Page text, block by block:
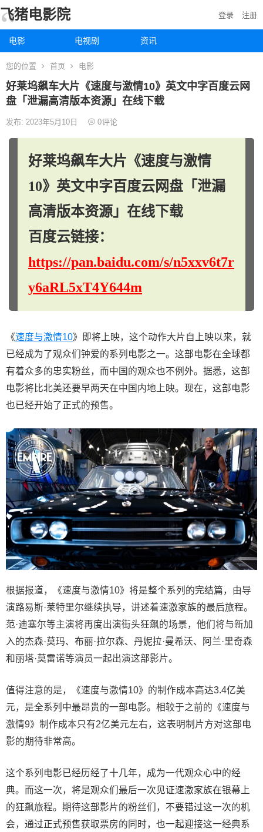
飞猪电影院
电影 电视剧 资讯
登录 注册
您的位置 首页 电影
好莱坞飙车大片《速度与激情10》英文中字百度云网
盘「泄漏高清版本资源」在线下载
发布: 2023年5月10日 0评论
好莱坞飙车大片《速度与激情
10》英文中字百度云网盘「泄漏
高清版本资源」在线下载
百度云链接：
https://pan.baidu.com/s/n5xxv6t7r
y6aRL5xT4Y644m
《速度与激情10》即将上映，这个动作大片自上映以来，就
已经成为了观众们钟爱的系列电影之一。这部电影在全球都
有着众多的忠实粉丝，而中国的观众也不例外。据悉，这部
电影将比北美还要早两天在中国内地上映。现在，这部电影
也已经开始了正式的预售。
根据报道，《速度与激情10》将是整个系列的完结篇，由导
演路易斯·莱特里尔继续执导，讲述着速激家族的最后旅程。
范·迪塞尔等主演将再度出演街头狂飙的场景，他们将与新加
入的杰森·莫玛、布丽·拉尔森、丹妮拉·曼希沃、阿兰·里奇森
和丽塔·莫雷诺等演员一起出演这部影片。
值得注意的是，《速度与激情10》的制作成本高达3.4亿美
元，是全系列中最昂贵的一部电影。相较于之前的《速度与
激情9》制作成本只有2亿美元左右，这表明制片方对这部电
影的期待非常高。
这个系列电影已经历经了十几年，成为一代观众心中的经
典。而这一次，将是观众们最后一次见证速激家族在银幕上
的狂飙旅程。期待这部影片的粉丝们，不要错过这一次的机
会，通过正式预售获取票房的同时，也一起迎接这一经典系